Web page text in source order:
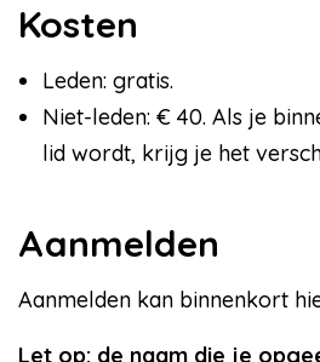
Kosten
Leden: gratis.
Niet-leden: € 40. Als je
lid wordt, krijg je het
Aanmelden
Aanmelden kan binnenkort
Let op: de naam die je